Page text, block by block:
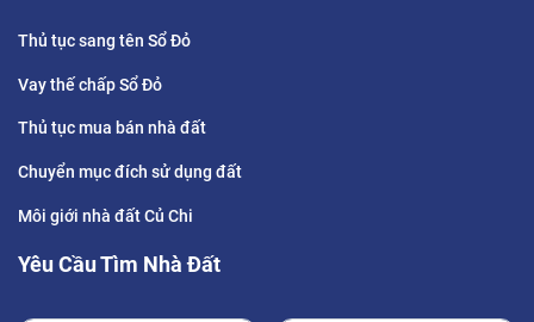
Thủ tục sang tên Sổ Đỏ
Vay thế chấp Sổ Đỏ
Thủ tục mua bán nhà đất
Chuyển mục đích sử dụng đất
Môi giới nhà đất Củ Chi
Yêu Cầu Tìm Nhà Đất